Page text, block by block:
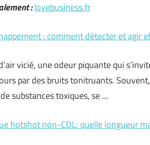
:lovebusiness.fr
: comment détecter et agir
vicié, une odeur piquante qui
par des bruits tonitruants. Souvent,
substances toxiques, se …
hotshot non-CDL: quelle longueur